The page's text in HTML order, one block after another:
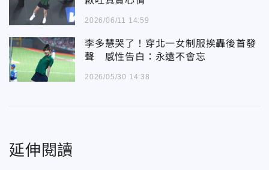
2026/06/11 14:59
李多慧哭了！穿北一女制服挨轟後首發
聲 感性告白：永遠不會忘
2026/05/30 14:38
延伸閱讀